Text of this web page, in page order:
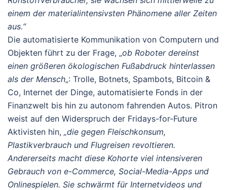
einem der materialintensivsten Phänomene aller Zeiten
aus.“
Die automatisierte Kommunikation von Computern und
Objekten führt zu der Frage, „ob Roboter dereinst
einen größeren ökologischen Fußabdruck hinterlassen
als der Mensch„: Trolle, Botnets, Spambots, Bitcoin &
Co, Internet der Dinge, automatisierte Fonds in der
Finanzwelt bis hin zu autonom fahrenden Autos. Pitron
weist auf den Widerspruch der Fridays-for-Future
Aktivisten hin, „die gegen Fleischkonsum,
Plastikverbrauch und Flugreisen revoltieren.
Andererseits macht diese Kohorte viel intensiveren
Gebrauch von e-Commerce, So­cial-­Media-Apps und
Onlinespielen. Sie schwärmt für Internetvideos und